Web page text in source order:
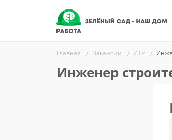
Главная Вакансии ИТР
Инженер